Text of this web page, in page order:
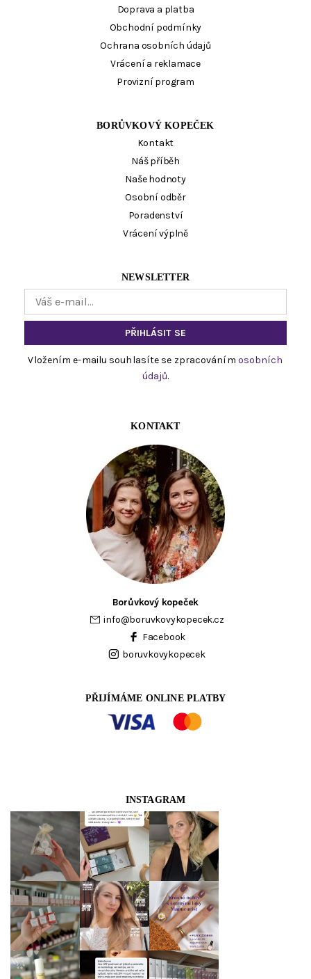
Doprava a platba
Obchodní podmínky
Ochrana osobních údajů
Vrácení a reklamace
Provizní program
BORŮVKOVÝ KOPEČEK
Kontakt
Náš příběh
Naše hodnoty
Osobní odběr
Poradenství
Vrácení výplně
NEWSLETTER
Vložením e-mailu souhlasíte se zpracováním osobních
údajů.
KONTAKT
Borůvkový kopeček
info@boruvkovykopecek.cz
Facebook
boruvkovykopecek
PŘIJÍMÁME ONLINE PLATBY
INSTAGRAM